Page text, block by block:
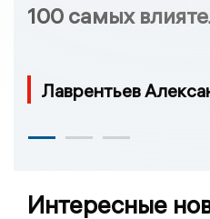
100 самых
Лаврентьев
Интересные